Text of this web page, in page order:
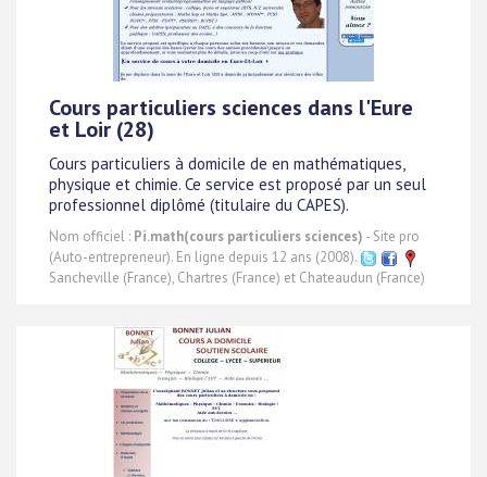
Cours particuliers sciences dans l'Eure
et Loir (28)
Cours particuliers à domicile de en mathématiques,
physique et chimie. Ce service est proposé par un seul
professionnel diplômé (titulaire du CAPES).
Nom officiel : Pi.math(cours particuliers sciences) - Site pro
(Auto-entrepreneur). En ligne depuis 12 ans (2008).
Sancheville (France), Chartres (France) et Chateaudun (France)